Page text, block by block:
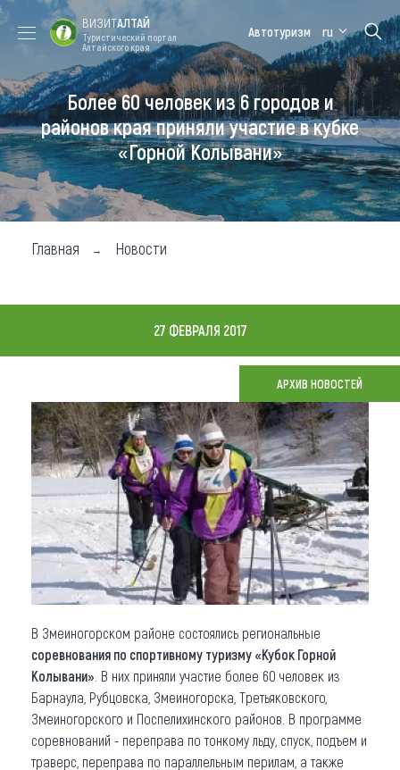
Форум VISIT
ALTAI
Цветение
маральника
Медицинский
форум
Алтайская
зимовка
Туры
Где побывать
Чем заняться
Карта
Что привезти (сувениры)
О регионе
Коллекция впечатлений
Другие рубрики
ВИЗИТАЛТАЙ
Туристический портал
Алтайского края
Автотуризм ru
Более 60 человек из 6 городов и
районов края приняли участие в кубке
«Горной Колывани»
Главная Новости
27 ФЕВРАЛЯ 2017
АРХИВ НОВОСТЕЙ
В Змеиногорском районе состоялись региональные
соревнования по спортивному туризму «Кубок Горной
Колывани» . В них приняли участие более 60 человек из
Барнаула, Рубцовска, Змеиногорска, Третьяковского,
Змеиногорского и Поспелихинского районов. В программе
соревнований - переправа по тонкому льду, спуск, подъем и
траверс, переправа по параллельным перилам, а также